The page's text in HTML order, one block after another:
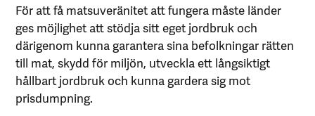
För att få matsuveränitet att fungera måste länder
ges möjlighet att stödja sitt eget jordbruk och
därigenom kunna garantera sina befolkningar rätten
till mat, skydd för miljön, utveckla ett långsiktigt
hållbart jordbruk och kunna gardera sig mot
prisdumpning.